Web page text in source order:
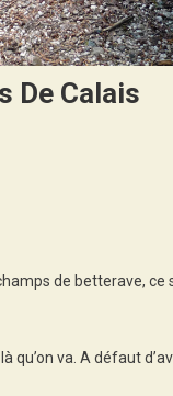
De Calais
de betterave, ce
qu’on va. A défaut